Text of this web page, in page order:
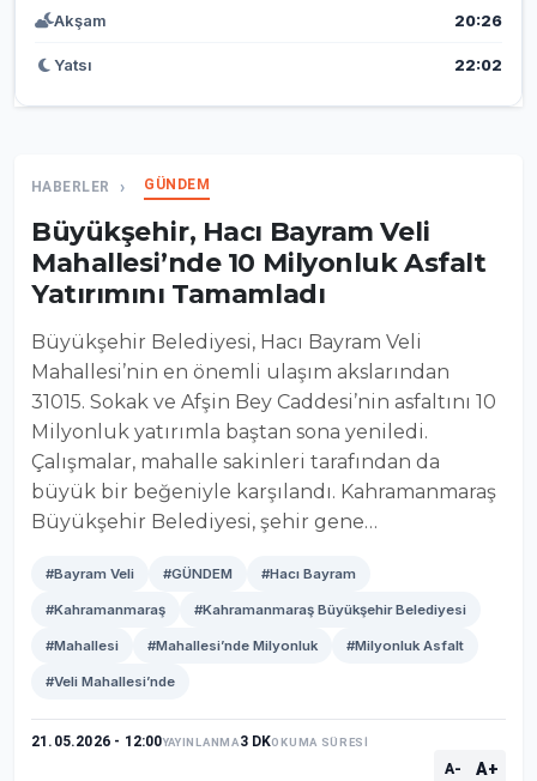
Akşam 20:26
Yatsı 22:02
HABERLER GÜNDEM
Büyükşehir, Hacı Bayram Veli
Mahallesi’nde 10 Milyonluk Asfalt
Yatırımını Tamamladı
Büyükşehir Belediyesi, Hacı Bayram Veli
Mahallesi’nin en önemli ulaşım akslarından
31015. Sokak ve Afşin Bey Caddesi’nin asfaltını 10
Milyonluk yatırımla baştan sona yeniledi.
Çalışmalar, mahalle sakinleri tarafından da
büyük bir beğeniyle karşılandı. Kahramanmaraş
Büyükşehir Belediyesi, şehir gene…
#Bayram Veli #GÜNDEM #Hacı Bayram
#Kahramanmaraş #Kahramanmaraş Büyükşehir Belediyesi
#Mahallesi #Mahallesi’nde Milyonluk #Milyonluk Asfalt
#Veli Mahallesi’nde
21.05.2026 - 12:00YAYINLANMA3 DKOKUMA SÜRESİ
A- A+